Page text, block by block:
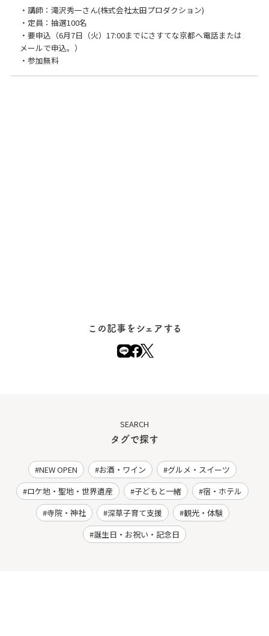
・講師：滝沢秀一さん(株式会社太田プロダクション)
・定員：抽選100名
・要申込（6月7日（火）17:00までにさすてな京都へ電話または
メールで申込。）
・参加無料
この記事をシェアする
SEARCH
タグで探す
NEW OPEN お酒・ワイン
グルメ・スイーツ
ロケ地・聖地・世界遺産
子どもと一緒
宿・ホテル
寺院・神社
深草子育て支援
観光・体験
誕生日・お祝い・記念日